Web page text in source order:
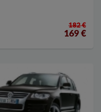
182 €
169 €